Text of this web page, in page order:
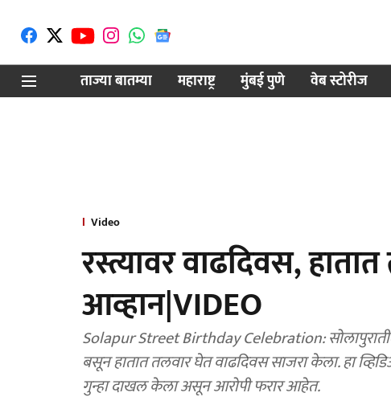
ताज्या बातम्या
महाराष्ट्र मुंबई पुणे वेब स्टोरीज
Video
रस्त्यावर वाढदिवस,
आव्हान|VIDEO
Solapur Street Birthday Celebration: सोलापुरातील
बसून हातात तलवार घेत वाढदिवस साजरा केला. हा
गुन्हा दाखल केला असून आरोपी फरार आहेत.